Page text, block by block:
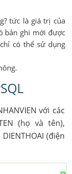
tức là giá trị của
bản ghi mới được
có thể sử dụng
với các
(họ và tên),
(điện